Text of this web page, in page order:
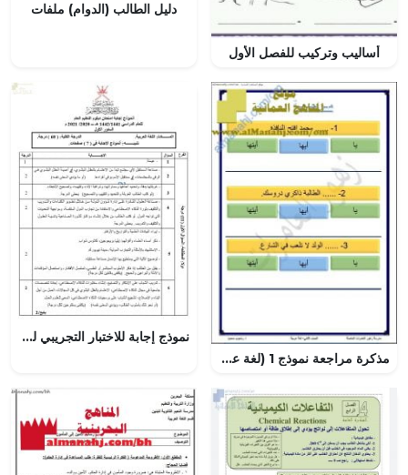
أساليب وتركيب للفصل الأول
دليل الطالب (الدوام) ملفات
مذكرة مراجعة نموذج 1 (لغة عربية) الثاني
نموذج إجابة للاختبار التجريبي للامتحان النهائي الدور الأول (لغة عربية) الثاني عشر